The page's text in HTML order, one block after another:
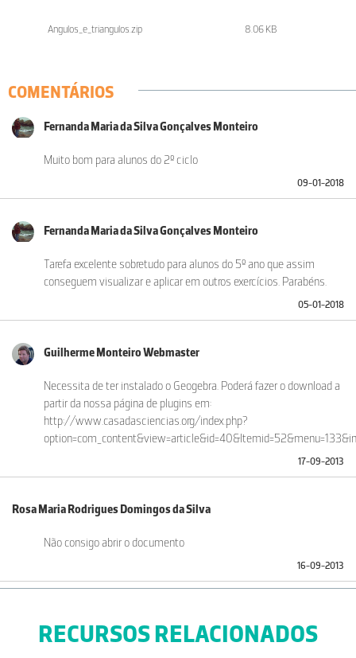
Angulos_e_triangulos.zip 8.06 KB
COMENTÁRIOS
Fernanda Maria da Silva Gonçalves Monteiro
Muito bom para alunos do 2º ciclo
09-01-2018
Fernanda Maria da Silva Gonçalves Monteiro
Tarefa excelente sobretudo para alunos do 5º ano que assim
conseguem visualizar e aplicar em outros exercícios. Parabéns.
05-01-2018
Guilherme Monteiro Webmaster
Necessita de ter instalado o Geogebra. Poderá fazer o download a
partir da nossa página de plugins em:
http://www.casadasciencias.org/index.php?
17-09-2013
Rosa Maria Rodrigues Domingos da Silva
Não consigo abrir o documento
16-09-2013
RECURSOS RELACIONADOS